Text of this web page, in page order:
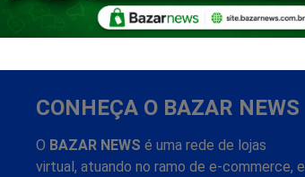
CONHEÇA O BAZAR NEWS
O BAZAR NEWS é uma rede de lojas
virtual, atuando no ramo de e-commerce, e